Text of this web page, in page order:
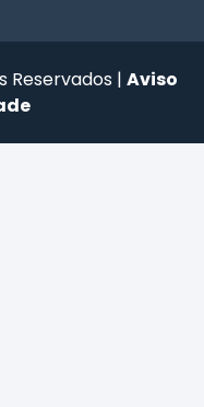
Reservados | Aviso